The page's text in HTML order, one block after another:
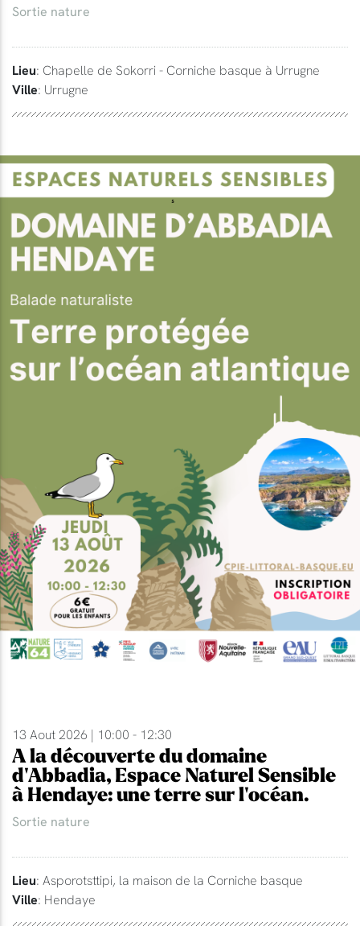
Sortie nature
Lieu: Chapelle de Sokorri - Corniche basque à Urrugne
Ville: Urrugne
13 Aout 2026 | 10:00 - 12:30
A la découverte du domaine
d'Abbadia, Espace Naturel Sensible
à Hendaye: une terre sur l'océan.
Sortie nature
Lieu: Asporotsttipi, la maison de la Corniche basque
Ville: Hendaye